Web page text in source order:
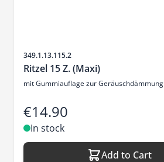
Sku
349.1.13.115.2
Ritzel 15 Z. (Maxi)
mit Gummiauflage zur Geräuschdämmung
€14.90
In stock
Add to Cart